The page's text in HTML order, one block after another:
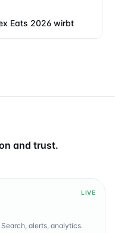
Eats 2026 wirbt
and trust.
LIVE
alerts, analytics.